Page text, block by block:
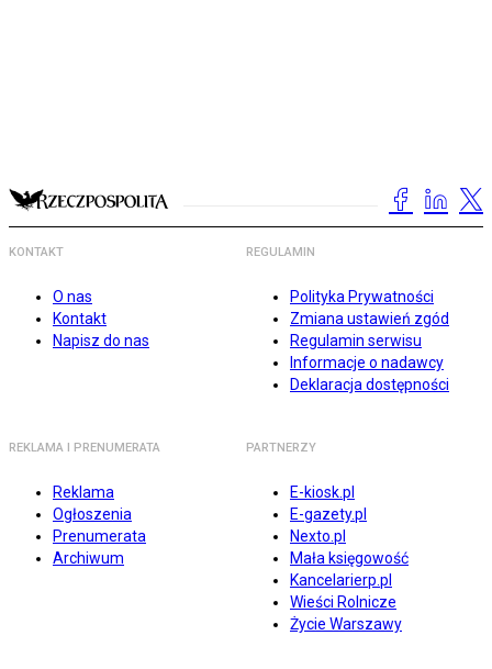
KONTAKT
O nas
Kontakt
Napisz do nas
REGULAMIN
Polityka Prywatności
Zmiana ustawień zgód
Regulamin serwisu
Informacje o nadawcy
Deklaracja dostępności
REKLAMA I PRENUMERATA
Reklama
Ogłoszenia
Prenumerata
Archiwum
PARTNERZY
E-kiosk.pl
E-gazety.pl
Nexto.pl
Mała księgowość
Kancelarierp.pl
Wieści Rolnicze
Życie Warszawy